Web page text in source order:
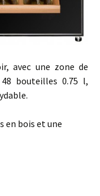
avec une zone de
bouteilles 0.75 l,
en bois et une